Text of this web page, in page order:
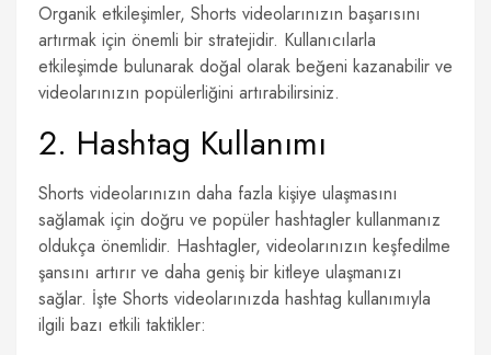
Organik etkileşimler, Shorts videolarınızın başarısını
artırmak için önemli bir stratejidir. Kullanıcılarla
etkileşimde bulunarak doğal olarak beğeni kazanabilir ve
videolarınızın popülerliğini artırabilirsiniz.
2. Hashtag Kullanımı
Shorts videolarınızın daha fazla kişiye ulaşmasını
sağlamak için doğru ve popüler hashtagler kullanmanız
oldukça önemlidir. Hashtagler, videolarınızın keşfedilme
şansını artırır ve daha geniş bir kitleye ulaşmanızı
sağlar. İşte Shorts videolarınızda hashtag kullanımıyla
ilgili bazı etkili taktikler: